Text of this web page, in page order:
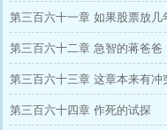
第三百六十一章 如果股票放几
第三百六十二章 急智的蒋爸爸
第三百六十三章 这章本来有冲
第三百六十四章 作死的试探